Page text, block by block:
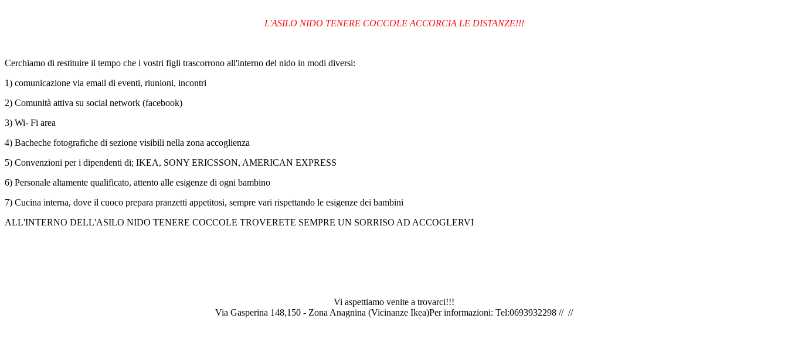
L'ASILO NIDO TENERE COCCOLE ACCORCIA LE DISTANZE!!!
Cerchiamo di restituire il tempo che i vostri figli trascorrono all'interno del nido in modi diversi:
1) comunicazione via email di eventi, riunioni, incontri
2) Comunità attiva su social network (facebook)
3) Wi- Fi area
4) Bacheche fotografiche di sezione visibili nella zona accoglienza
5) Convenzioni per i dipendenti di; IKEA, SONY ERICSSON, AMERICAN EXPRESS
6) Personale altamente qualificato, attento alle esigenze di ogni bambino
7) Cucina interna, dove il cuoco prepara pranzetti appetitosi, sempre vari rispettando le esigenze dei bambini
ALL'INTERNO DELL'ASILO NIDO TENERE COCCOLE TROVERETE SEMPRE UN SORRISO AD ACCOGLERVI
Vi aspettiamo venite a trovarci!!!
Via Gasperina 148,150 - Zona Anagnina (Vicinanze Ikea)Per informazioni: Tel:0693932298 // //